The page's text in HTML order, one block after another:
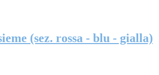
(sez. rossa - blu - gialla)